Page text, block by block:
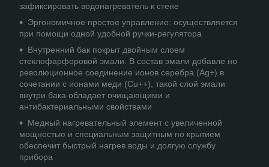
зафиксировать водонагреватель к стене
Эргономичное простое управление: осуществляется
при помощи одной удобной ручки-регулятора
Внутренний бак покрыт двойным слоем
стеклофарфоровой эмали. В состав эмали добавле но
революционное соединение ионов серебра (Ag+) в
сочетании с ионами меди (Cu++), такой слой эмали
внутри бака обладает очищающими и
антибактериальными свойствами
Медный нагревательный элемент с увеличенной
мощностью и специальным защитным по крытием
обеспечит быстрый нагрев воды и долгую службу
прибора